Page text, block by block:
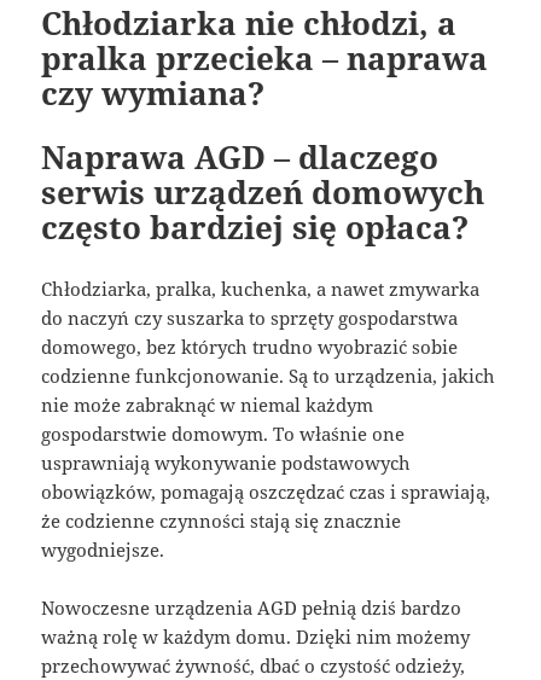
Chłodziarka nie chłodzi, a
pralka przecieka – naprawa
czy wymiana?
Naprawa AGD – dlaczego
serwis urządzeń domowych
często bardziej się opłaca?
Chłodziarka, pralka, kuchenka, a nawet zmywarka
do naczyń czy suszarka to sprzęty gospodarstwa
domowego, bez których trudno wyobrazić sobie
codzienne funkcjonowanie. Są to urządzenia, jakich
nie może zabraknąć w niemal każdym
gospodarstwie domowym. To właśnie one
usprawniają wykonywanie podstawowych
obowiązków, pomagają oszczędzać czas i sprawiają,
że codzienne czynności stają się znacznie
wygodniejsze.
Nowoczesne urządzenia AGD pełnią dziś bardzo
ważną rolę w każdym domu. Dzięki nim możemy
przechowywać żywność, dbać o czystość odzieży,